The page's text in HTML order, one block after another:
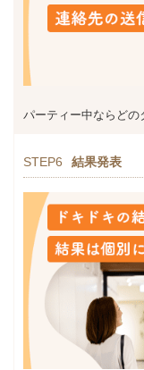
パーティー中ならどの
STEP6 結果発表